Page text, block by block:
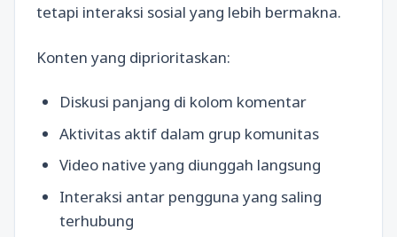
tetapi interaksi sosial yang lebih bermakna.
Konten yang diprioritaskan:
Diskusi panjang di kolom komentar
Aktivitas aktif dalam grup komunitas
Video native yang diunggah langsung
Interaksi antar pengguna yang saling
terhubung